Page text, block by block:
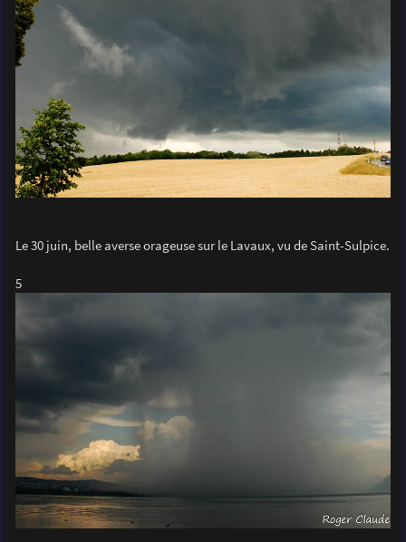
Le 30 juin, belle averse orageuse sur le Lavaux, vu de Saint-Sulpice.
5